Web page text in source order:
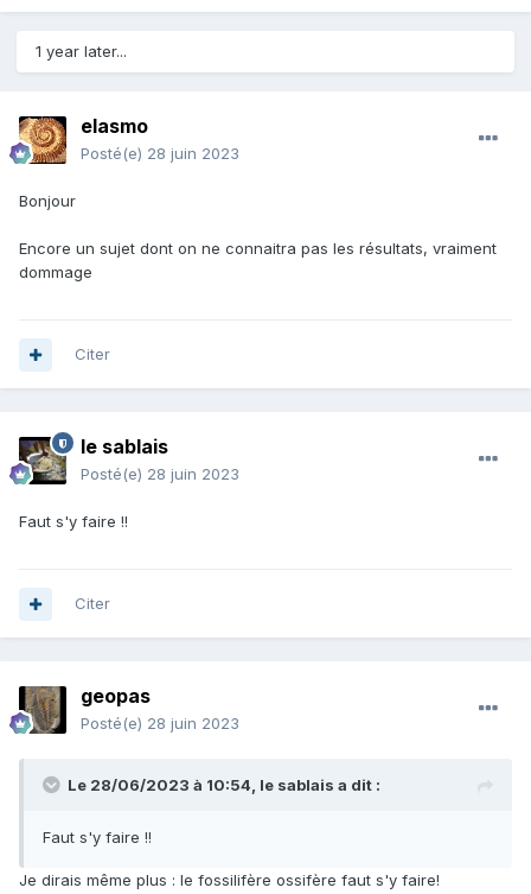
1 year later...
elasmo
Posté(e) 28 juin 2023
Bonjour
Encore un sujet dont on ne connaitra pas les résultats, vraiment
dommage
Citer
le sablais
Posté(e) 28 juin 2023
Faut s'y faire !!
Citer
geopas
Posté(e) 28 juin 2023
Le 28/06/2023 à 10:54, le sablais a dit :
Faut s'y faire !!
Je dirais même plus : le fossilifère ossifère faut s'y faire!